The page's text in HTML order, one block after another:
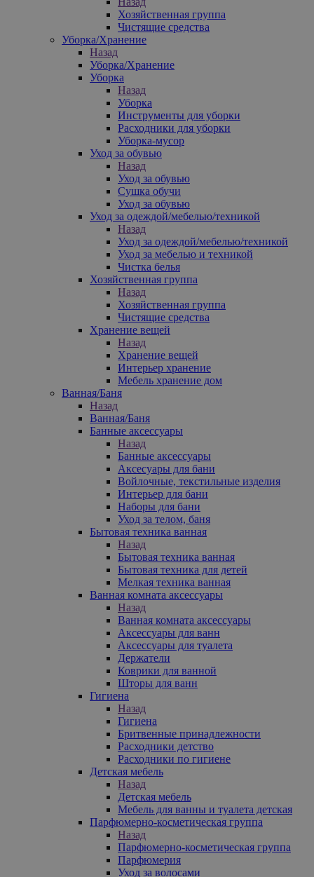
Хозяйственная группа
Чистящие средства
Уборка/Хранение
Назад
Уборка/Хранение
Уборка
Назад
Уборка
Инструменты для уборки
Расходники для уборки
Уборка-мусор
Уход за обувью
Назад
Уход за обувью
Сушка обучи
Уход за обувью
Уход за одеждой/мебелью/техникой
Назад
Уход за одеждой/мебелью/техникой
Уход за мебелью и техникой
Чистка белья
Хозяйственная группа
Назад
Хозяйственная группа
Чистящие средства
Хранение вещей
Назад
Хранение вещей
Интерьер хранение
Мебель хранение дом
Ванная/Баня
Назад
Ванная/Баня
Банные аксессуары
Назад
Банные аксессуары
Аксесуары для бани
Войлочные, текстильные изделия
Интерьер для бани
Наборы для бани
Уход за телом, баня
Бытовая техника ванная
Назад
Бытовая техника ванная
Бытовая техника для детей
Мелкая техника ванная
Ванная комната аксессуары
Назад
Ванная комната аксессуары
Аксессуары для ванн
Аксессуары для туалета
Держатели
Коврики для ванной
Шторы для ванн
Гигиена
Назад
Гигиена
Бритвенные принадлежности
Расходники детство
Расходники по гигиене
Детская мебель
Назад
Детская мебель
Мебель для ванны и туалета детская
Парфюмерно-косметическая группа
Назад
Парфюмерно-косметическая группа
Парфюмерия
Уход за волосами